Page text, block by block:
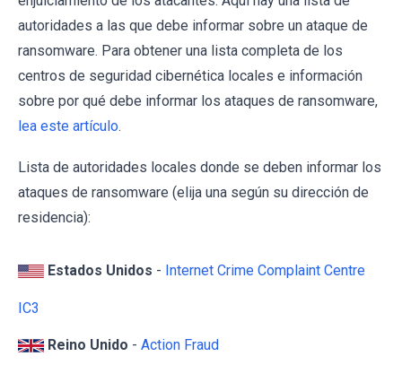
autoridades a las que debe informar sobre un ataque de
ransomware. Para obtener una lista completa de los
centros de seguridad cibernética locales e información
sobre por qué debe informar los ataques de ransomware,
lea este artículo.
Lista de autoridades locales donde se deben informar los
ataques de ransomware (elija una según su dirección de
residencia):
Estados Unidos - Internet Crime Complaint Centre
IC3
Reino Unido - Action Fraud